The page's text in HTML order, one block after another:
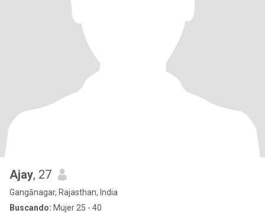
Ajay, 27
Gangānagar, Rajasthan, India
Buscando: Mujer 25 - 40